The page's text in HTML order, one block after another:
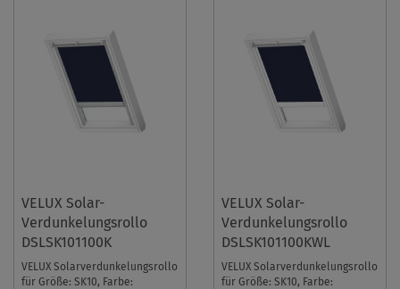
VELUX Solar-
Verdunkelungsrollo
DSLSK101100K
VELUX Solarverdunkelungsrollo
für Größe: SK10, Farbe:
VELUX Solar-
Verdunkelungsrollo
DSLSK101100KWL
VELUX Solarverdunkelungsrollo
für Größe: SK10, Farbe: